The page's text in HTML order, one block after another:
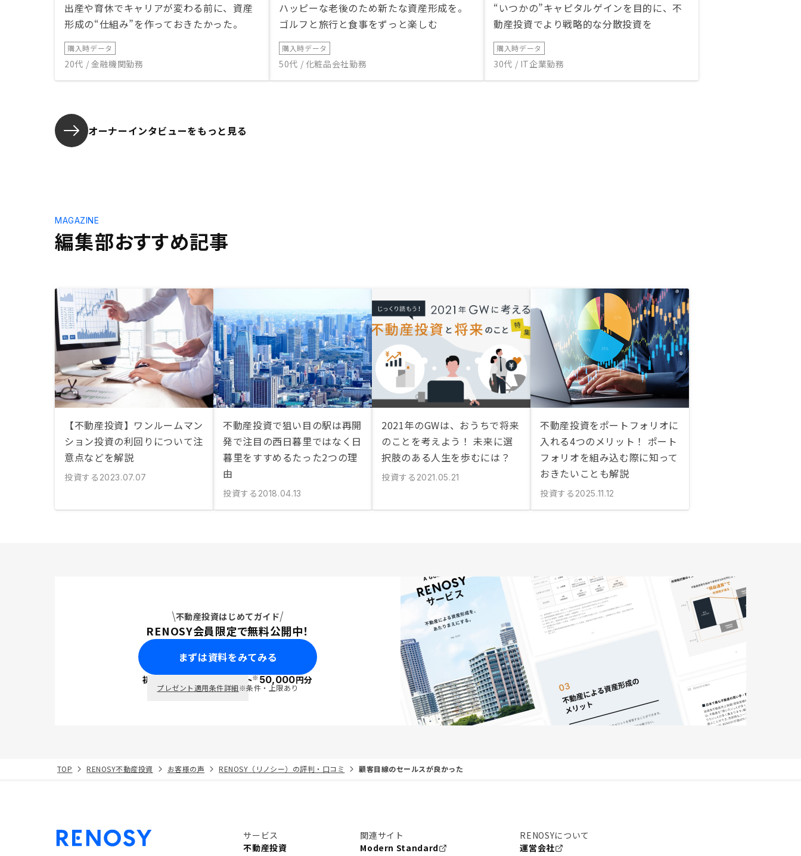
出産や育休でキャリアが変わる前に、資産
形成の“仕組み”を作っておきたかった。
購入時データ
20代 / 金融機関勤務
ハッピーな老後のため新たな資産形成を。
ゴルフと旅行と食事をずっと楽しむ
購入時データ
50代 / 化粧品会社勤務
“いつかの”キャピタルゲインを目的に、不
動産投資でより戦略的な分散投資を
購入時データ
30代 / IT企業勤務
オーナーインタビューをもっと見る
編集部おすすめ記事
MAGAZINE
【不動産投資】ワンルームマン
ション投資の利回りについて注
意点などを解説
投資する 2023.07.07
不動産投資で狙い目の駅は再開
発で注目の西日暮里ではなく日
暮里をすすめるたった2つの理
由
投資する 2018.04.13
2021年のGWは、おうちで将来
のことを考えよう！ 未来に選
択肢のある人生を歩むには？
投資する 2021.05.21
不動産投資をポートフォリオに
入れる4つのメリット！ ポート
フォリオを組み込む際に知って
おきたいことも解説
投資する 2025.11.12
不動産投資はじめてガイド
RENOSY会員限定で無料公開中！
まずは資料をみてみる
初回面談で ポイント※50,000円分
プレゼント適用条件詳細※条件・上限あり
TOP RENOSY不動産投資 お客様の声 RENOSY（リノシー）の評判・口コミ 顧客目線のセールスが良かった
サービス
不動産投資
関連サイト
Modern Standard
RENOSYについて
運営会社